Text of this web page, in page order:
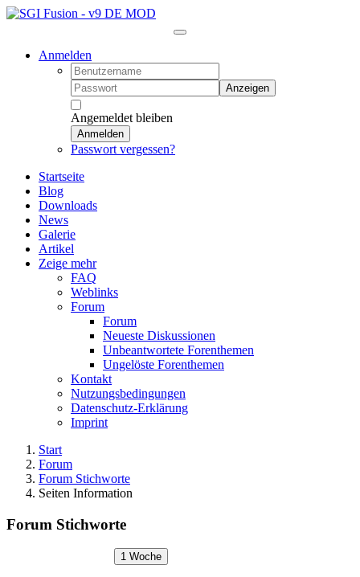
Anmelden
Anzeigen
Angemeldet bleiben
Anmelden
Passwort vergessen?
Startseite
Blog
Downloads
News
Galerie
Artikel
Zeige mehr
FAQ
Weblinks
Forum
Forum
Neueste Diskussionen
Unbeantwortete Forenthemen
Ungelöste Forenthemen
Kontakt
Nutzungsbedingungen
Datenschutz-Erklärung
Imprint
Start
Forum
Forum Stichworte
Seiten Information
Forum Stichworte
1 Woche